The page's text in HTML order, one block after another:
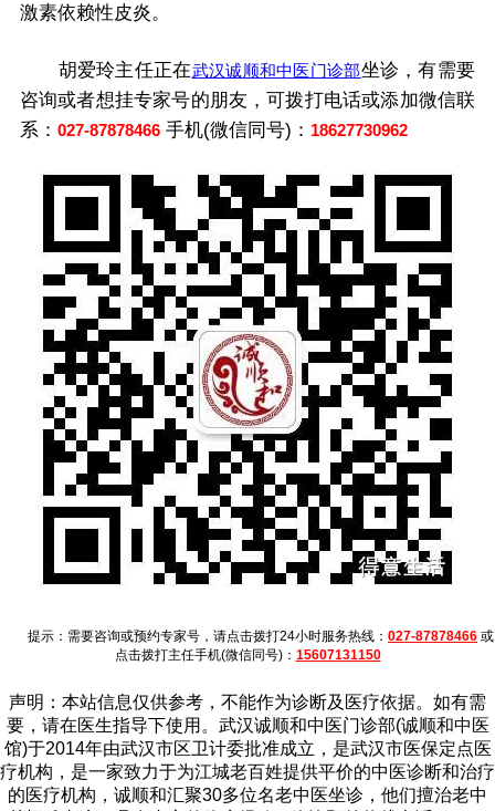
激素依赖性皮炎。
胡爱玲主任正在武汉诚顺和中医门诊部坐诊，有需要
咨询或者想挂专家号的朋友，可拨打电话或添加微信联
系： 027-87878466手机(微信同号)： 18627730962
提示：需要咨询或预约专家号，请点击拨打24小时服务热线： 027-87878466 或
点击拨打主任手机(微信同号)： 15607131150
声明：本站信息仅供参考，不能作为诊断及医疗依据。如有需
要，请在医生指导下使用。武汉诚顺和中医门诊部(诚顺和中医
馆)于2014年由武汉市区卫计委批准成立，是武汉市医保定点医
疗机构，是一家致力于为江城老百姓提供平价的中医诊断和治疗
的医疗机构，诚顺和汇聚30多位名老中医坐诊，他们擅治老中